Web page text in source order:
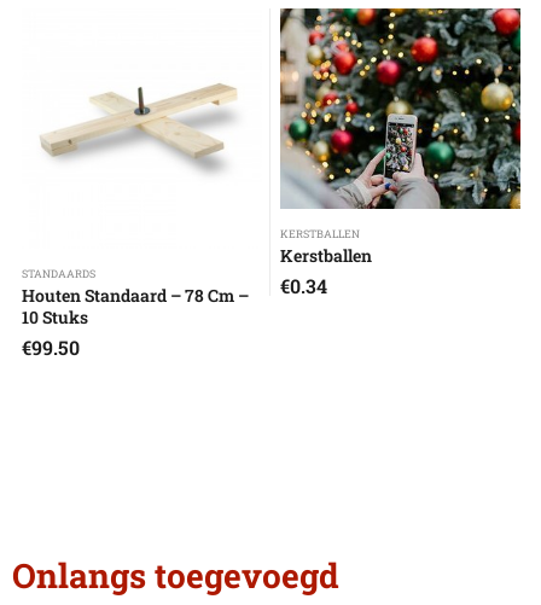
STANDAARDS
Houten Standaard – 78 Cm –
10 Stuks
€99.50
KERSTBALLEN
Kerstballen
€0.34
Onlangs toegevoegd